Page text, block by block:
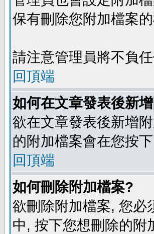
保有刪除您附加檔案
請注意管理員將不負
回頂端
如何在文章發表後新
欲在文章發表後新增
的附加檔案會在您按下
回頂端
如何刪除附加檔案?
欲刪除附加檔案, 您
中, 按下您想刪除的附